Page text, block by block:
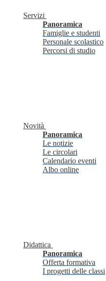
Servizi
Panoramica
Famiglie e studenti
Personale scolastico
Percorsi di studio
Novità
Panoramica
Le notizie
Le circolari
Calendario eventi
Albo online
Didattica
Panoramica
Offerta formativa
I progetti delle classi